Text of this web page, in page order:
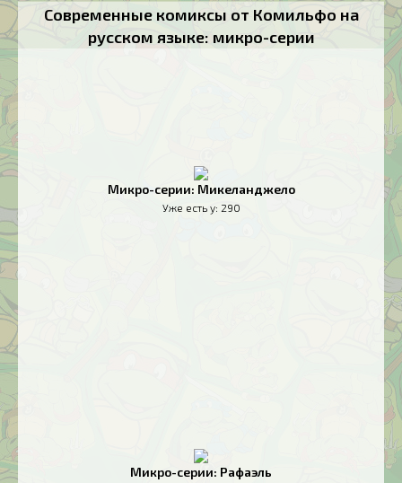
Современные комиксы от Комильфо на
русском языке: микро-серии
Микро-серии: Микеланджело
Уже есть у: 290
Микро-серии: Рафаэль